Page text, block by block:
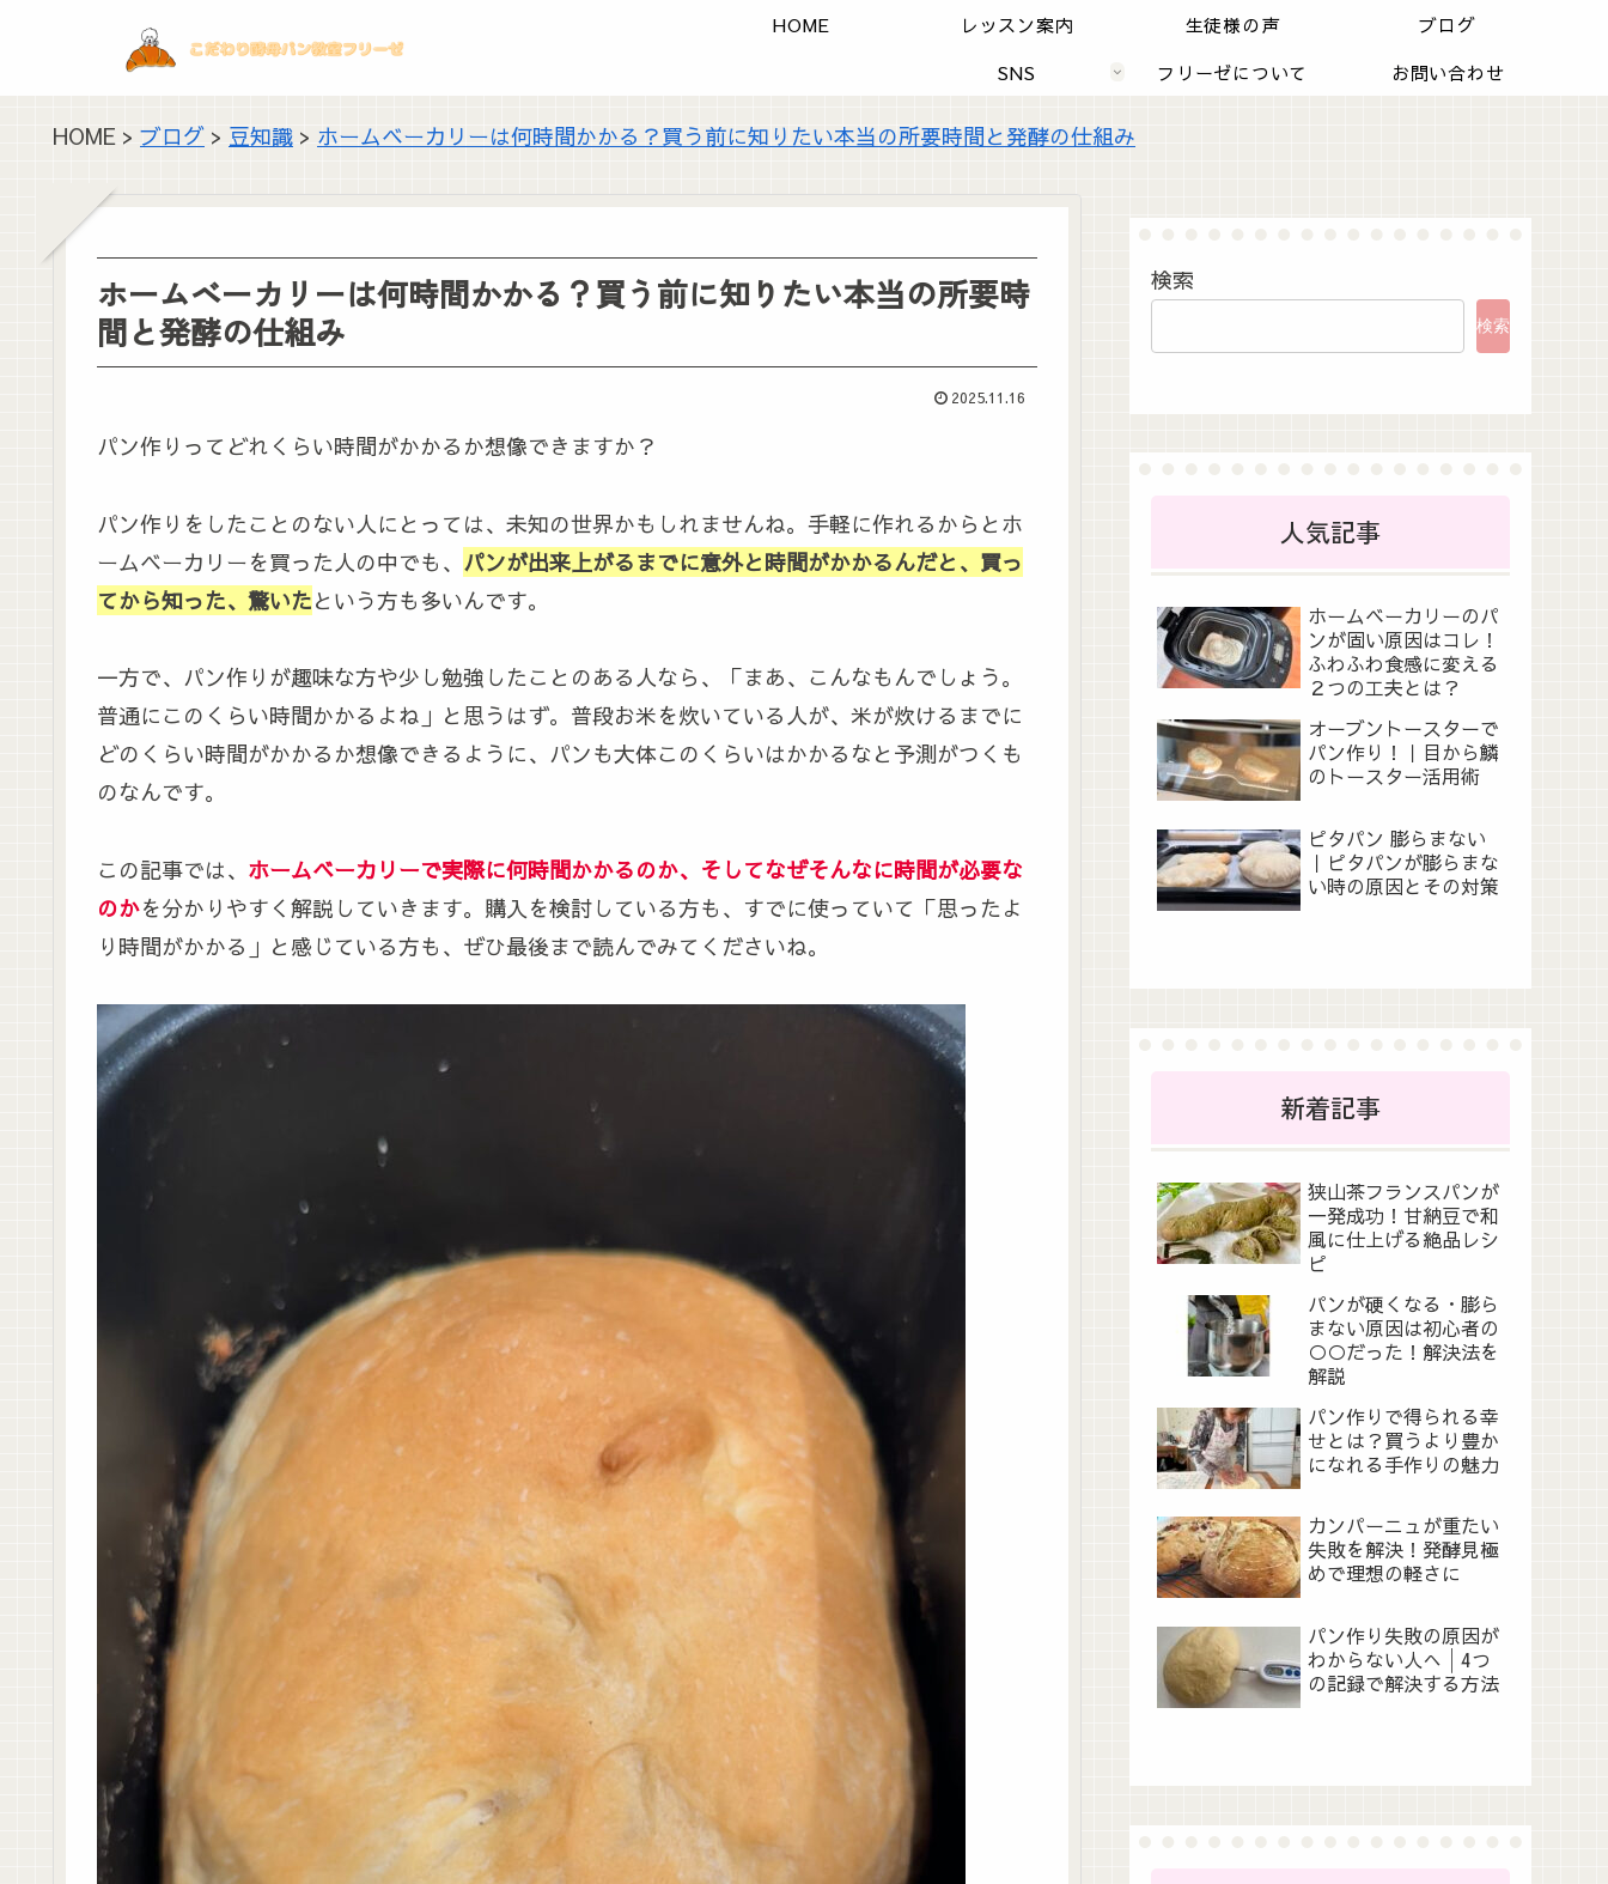
HOME レッスン案内 生徒様の声
ブログ
SNS
フリーゼについて お問い合わせ
HOME > ブログ > 豆知識 > ホームベーカリーは何時間かかる？買う前に知りたい本当の所要時間と発酵の仕組み
ホームベーカリーは何時間かかる？買う前に知りたい本当の所要時
間と発酵の仕組み
2025.11.16
パン作りってどれくらい時間がかかるか想像できますか？
パン作りをしたことのない人にとっては、未知の世界かもしれませんね。手軽に作れるからとホ
ームベーカリーを買った人の中でも、 パンが出来上がるまでに意外と時間がかかるんだと、買っ
てから知った、驚いたという方も多いんです。
一方で、パン作りが趣味な方や少し勉強したことのある人なら、「まあ、こんなもんでしょう。
普通にこのくらい時間かかるよね」と思うはず。普段お米を炊いている人が、米が炊けるまでに
どのくらい時間がかかるか想像できるように、パンも大体このくらいはかかるなと予測がつくも
のなんです。
この記事では、 ホームベーカリーで実際に何時間かかるのか、そしてなぜそんなに時間が必要な
のかを分かりやすく解説していきます。購入を検討している方も、すでに使っていて「思ったよ
り時間がかかる」と感じている方も、ぜひ最後まで読んでみてくださいね。
検索
検索
人気記事
ホームベーカリーのパ
ンが固い原因はコレ！
ふわふわ食感に変える
２つの工夫とは？
オーブントースターで
パン作り！｜目から鱗
のトースター活用術
ピタパン 膨らまない
｜ピタパンが膨らまな
い時の原因とその対策
新着記事
狭山茶フランスパンが
一発成功！甘納豆で和
風に仕上げる絶品レシ
ピ
パンが硬くなる・膨ら
まない原因は初心者の
○○だった！解決法を
解説
パン作りで得られる幸
せとは？買うより豊か
になれる手作りの魅力
カンパーニュが重たい
失敗を解決！発酵見極
めで理想の軽さに
パン作り失敗の原因が
わからない人へ│4つ
の記録で解決する方法